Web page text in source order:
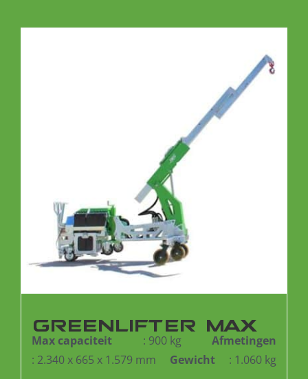
GREENLIFTER MAX
Max capaciteit : 900 kg
Afmetingen
: 2.340 x 665 x 1.579 mm
Gewicht : 1.060 kg